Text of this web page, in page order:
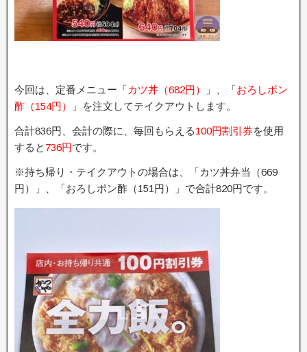
今回は、定番メニュー「カツ丼（682円） 」、「おろしポン
酢（154円）
」を注文してテイクアウトします。
合計836円、会計の際に、毎回もらえる100円割引券を使用
すると 736円です。
※持ち帰り・テイクアウトの場合は、「カツ丼弁当（669
円）」、「おろしポン酢（151円）」で合計820円です。